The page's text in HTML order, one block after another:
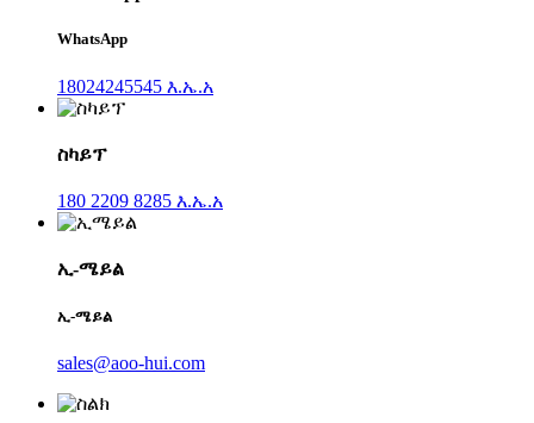
WhatsApp
18024245545 እ.ኤ.አ
ስካይፕ
180 2209 8285 እ.ኤ.አ
ኢ-ሜይል
ኢ-ሜይል
sales@aoo-hui.com